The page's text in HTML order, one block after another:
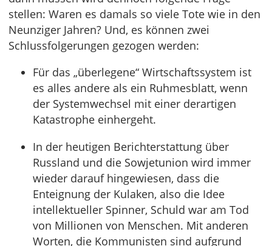
stellen: Waren es damals so viele Tote wie in den
Neunziger Jahren? Und, es können zwei
Schlussfolgerungen gezogen werden:
Für das „überlegene“ Wirtschaftssystem ist
es alles andere als ein Ruhmesblatt, wenn
der Systemwechsel mit einer derartigen
Katastrophe einhergeht.
In der heutigen Berichterstattung über
Russland und die Sowjetunion wird immer
wieder darauf hingewiesen, dass die
Enteignung der Kulaken, also die Idee
intellektueller Spinner, Schuld war am Tod
von Millionen von Menschen. Mit anderen
Worten, die Kommunisten sind aufgrund